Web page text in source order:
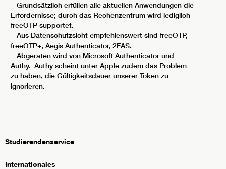
Grundsätzlich erfüllen alle aktuellen Anwendungen die
Erfordernisse; durch das Rechenzentrum wird lediglich
freeOTP supportet.
Aus Datenschutzsicht empfehlenswert sind freeOTP,
freeOTP+, Aegis Authenticator, 2FAS.
Abgeraten wird von Microsoft Authenticator und
Authy. Authy scheint unter Apple zudem das Problem
zu haben, die Gültigkeitsdauer unserer Token zu
ignorieren.
Studierendenservice
Internationales